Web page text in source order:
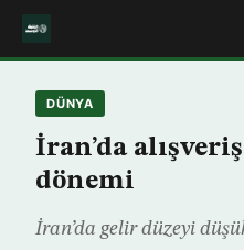
DÜNYA
İran’da
dönemi
İran’da gelir düzeyi